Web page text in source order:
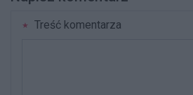
Treść komentarza